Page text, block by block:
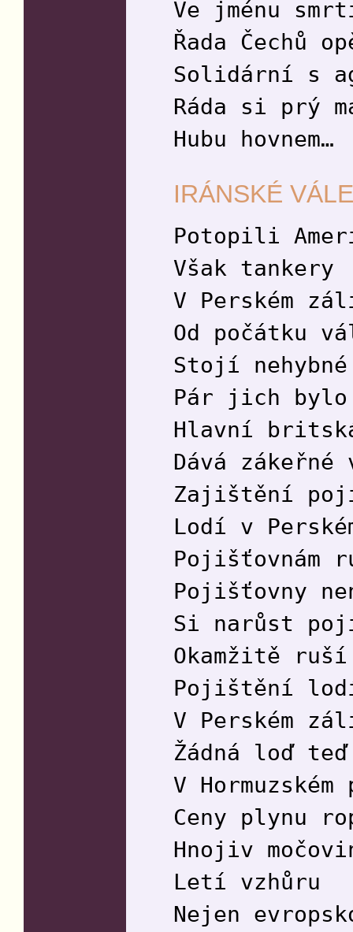
Ve jménu
Řada Čechů
Solidární s
Ráda si prý
Hubu hovnem…
IRÁNSKÉ
Potopili
Však tankery
V Perském
Od počátku
Stojí nehybné
Pár jich bylo
Hlavní
Dává zákeřné
Zajištění
Lodí v
Pojišťovnám
Pojišťovny
Si narůst
Okamžitě ruší
Pojištění
V Perském
Žádná loď
V
Ceny plynu
Hnojiv
Letí vzhůru
Nejen